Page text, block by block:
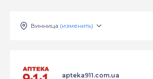
Винница (изменить)
apteka911.com.ua